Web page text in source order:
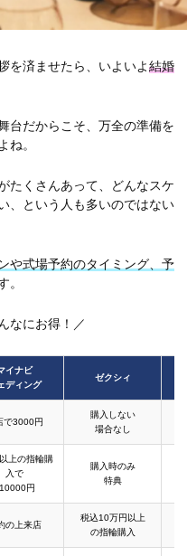
を済ませたら、いよいよ結婚
台だからこそ、万全の準備を
ね。
たくさんあって、どんなスケ
、という人も多いのではない
や式場予約のタイミング、予
。
なにお得！／
イナビ
ディング
ゼクシィ
で3000円
購入しない
場合なし
上の指輪購
入で
円
購入時のみ
特典
の上来店
税込10万円以上
の指輪購入